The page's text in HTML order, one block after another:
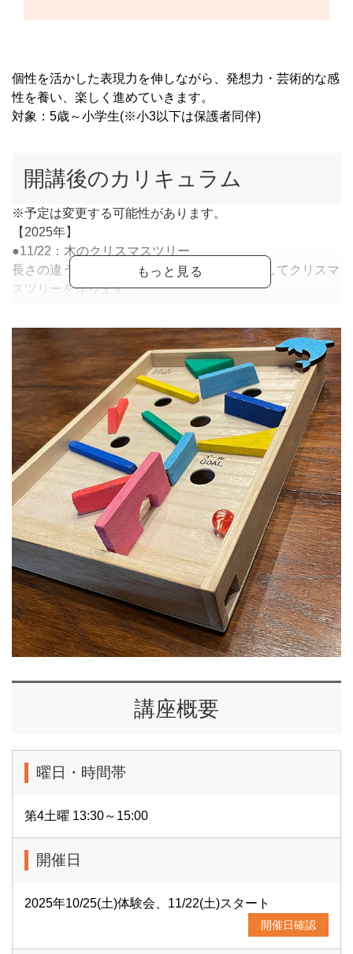
個性を活かした表現力を伸しながら、発想力・芸術的な感
性を養い、楽しく進めていきます。
対象：5歳～小学生(※小3以下は保護者同伴)
開講後のカリキュラム
※予定は変更する可能性があります。
【2025年】
●11/22：木のクリスマスツリー
長さの違う木に穴をあけたり、色を塗ったりしてクリスマ
スツリーを作ります。
●12/27：しめ縄作り
お正月にむけて、しめ縄飾りを稲わらから製作していきま
す。
【2026年】
●1/24：ステンシル
自分でステンシルシートを作ったり、あるシートと組み合
わせたりし、自分なりのデザインを完成させます。
●2/28：木のカメラ
木で作るカメラのおもちゃ製作です。また、カメラのをぶ
ら下げるひももパラコードを使って、自分で編んで作りま
す。
●3/38：絵付け体験
ウッドピンチを絵付けやデコレーションしておしゃれなも
のにしたり，卵型の木にイースターエッグの絵付けをした
りします。
※10/25(土)初回体験会のご案内はこちら、下記リンクより
https://cul.7cn.co.jp/programs/program_1027690.html?
※その他のこども講座一覧は、下記リンクよりご覧いただ
https://cul.7cn.co.jp/categorys/category_314.html?
講座概要
曜日・時間帯
第4土曜 13:30～15:00
開催日
2025年10/25(土)体験会、11/22(土)スタート
開催日確認